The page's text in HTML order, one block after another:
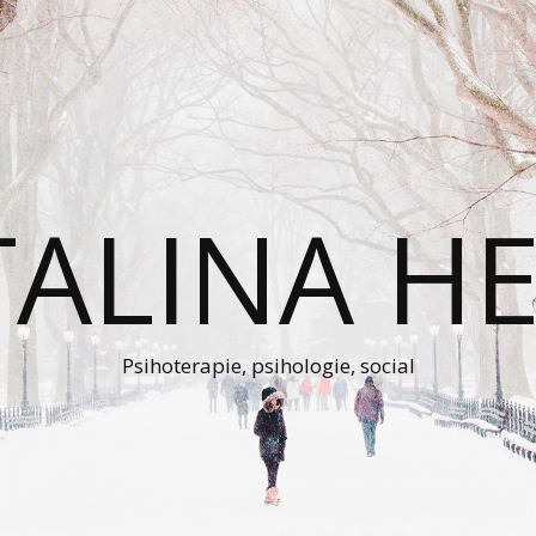
Psihoterapie, psihologie, social